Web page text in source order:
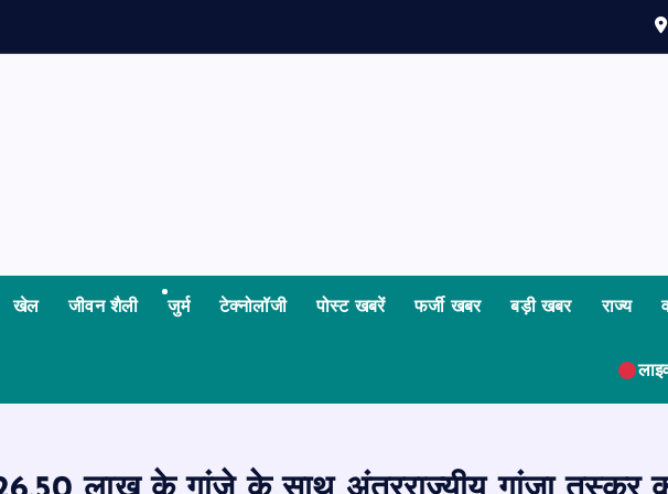
खेल जीवन शैली जुर्म टेक्नोलॉजी पोस्ट खबरें फर्जी खबर बड़ी खबर राज्य